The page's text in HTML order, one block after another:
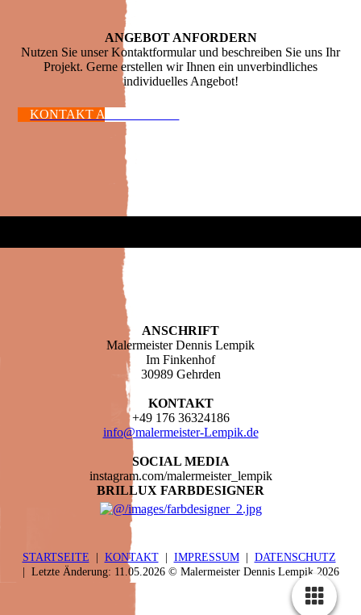
ANGEBOT ANFORDERN
Nutzen Sie unser Kontaktformular und beschreiben Sie uns Ihr
Projekt. Gerne erstellen wir Ihnen ein unverbindliches
individuelles Angebot!
KONTAKT AUFNEHMEN
ANSCHRIFT
Malermeister Dennis Lempik
Im Finkenhof
30989 Gehrden
KONTAKT
+49 176 36324186
info@malermeister-Lempik.de
SOCIAL MEDIA
instagram.com/malermeister_lempik
BRILLUX FARBDESIGNER
STARTSEITE KONTAKT| IMPRESSUM| DATENSCHUTZ
| Letzte Änderung: 11.05.2026 © Malermeister Dennis Lempik 2026